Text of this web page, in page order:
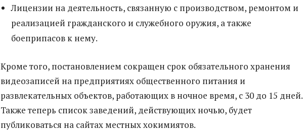
Лицензии на деятельность, связанную с производством, ремонтом и
реализацией гражданского и служебного оружия, а также
боеприпасов к нему.
Кроме того, постановлением сокращен срок обязательного хранения
видеозаписей на предприятиях общественного питания и
развлекательных объектов, работающих в ночное время, с 30 до 15 дней.
Также теперь список заведений, действующих ночью, будет
публиковаться на сайтах местных хокимиятов.